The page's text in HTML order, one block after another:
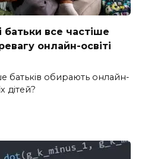
батьки все частіше
онлайн-освіті
батьків обирають онлайн-
дітей?